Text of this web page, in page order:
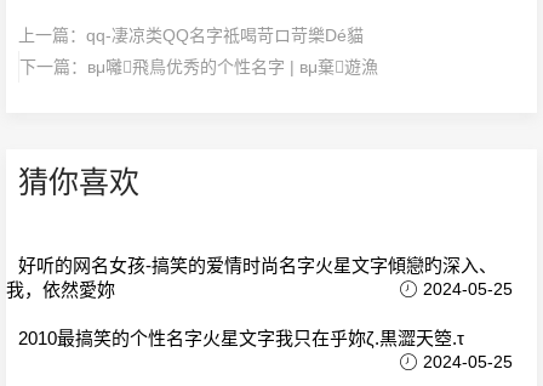
上一篇： qq-凄凉类QQ名字祗喝苛ロ苛樂Dé貓
下一篇： вμ囄飛鳥优秀的个性名字 | вμ棄遊漁
猜你喜欢
好听的网名女孩-搞笑的爱情时尚名字火星文字傾戀旳深入、
我，依然愛妳
2024-05-25
2010最搞笑的个性名字火星文字我只在乎妳ζ.黒澀天箜.τ
2024-05-25